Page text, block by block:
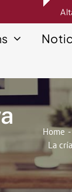
Home
La